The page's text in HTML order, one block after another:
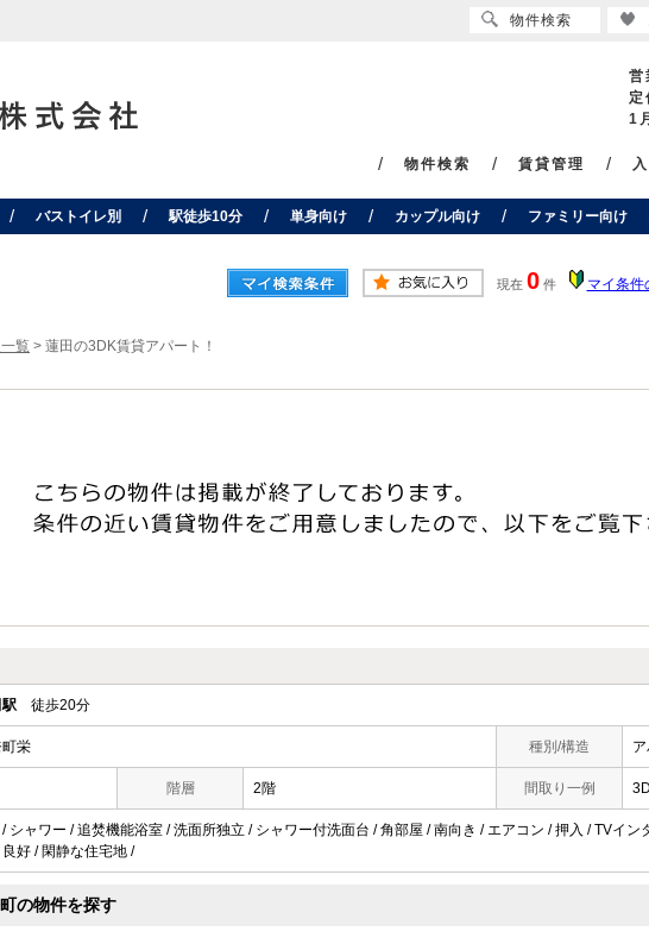
1
物件検索 賃貸管理
バストイレ別 駅徒歩10分 単身向け カップル向け ファミリー向け
現在 0 件 マイ条件
覧 > 蓮田の3DK賃貸アパート！
徒歩20分
栄 種別/構造
階層 2階 間取り一例
シャワー / 追焚機能浴室 / 洗面所独立 / シャワー付洗面台 / 角部屋 / 南向き / エアコン / 押入 / TVイ
好 / 閑静な住宅地 /
の物件を探す
物件検索